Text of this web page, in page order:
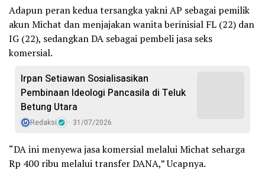
Adapun peran kedua tersangka yakni AP sebagai pemilik
akun Michat dan menjajakan wanita berinisial FL (22) dan
IG (22), sedangkan DA sebagai pembeli jasa seks
komersial.
Irpan Setiawan Sosialisasikan
Pembinaan Ideologi Pancasila di Teluk
Betung Utara
Redaksi 31/07/2026
“DA ini menyewa jasa komersial melalui Michat seharga
Rp 400 ribu melalui transfer DANA,” Ucapnya.